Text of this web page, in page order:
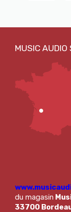
du magasin
33700